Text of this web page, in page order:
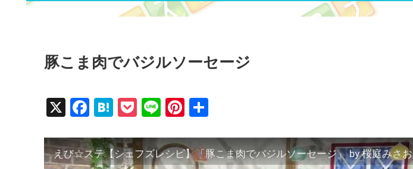
豚こま肉でバジルソーセージ
X
F
c
e
H
e
n
P
ck
et
Li
e
Pi
er
e
えび☆ステ【シェフズレシピ】「豚こま肉でバジルソーセージ」 by 桜庭みさお